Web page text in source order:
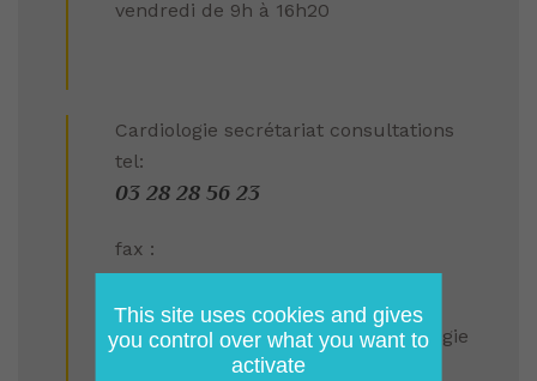
vendredi de 9h à 16h20
Cardiologie secrétariat consultations
tel:
03 28 28 56 23
fax :
03 28 28 58 10
Secretariat Hôpital de jour Cardiologie
03 28 28 54 43
This site uses cookies and gives
you control over what you want to
activate